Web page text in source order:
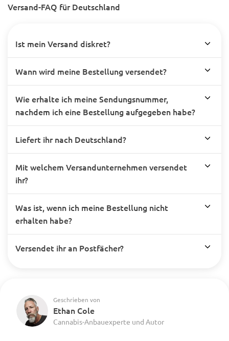
Versand-FAQ für Deutschland
Ist mein Versand diskret?
Wann wird meine Bestellung versendet?
Wie erhalte ich meine Sendungsnummer,
nachdem ich eine Bestellung aufgegeben habe?
Liefert ihr nach Deutschland?
Mit welchem Versandunternehmen versendet
ihr?
Was ist, wenn ich meine Bestellung nicht
erhalten habe?
Versendet ihr an Postfächer?
Geschrieben von
Ethan Cole
Cannabis-Anbauexperte und Autor